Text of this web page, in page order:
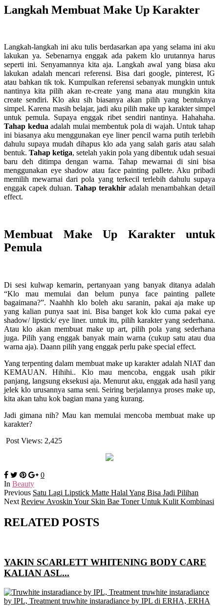
Langkah Membuat Make Up Karakter
Langkah-langkah ini aku tulis berdasarkan apa yang selama ini aku
lakukan ya. Sebenarnya enggak ada pakem klo urutannya harus
seperti ini. Senyamannya kita aja. Langkah awal yang biasa aku
lakukan adalah mencari referensi. Bisa dari google, pinterest, IG
atau bahkan tik tok. Kumpulkan referensi sebanyak mungkin untuk
nantinya kita pilih akan re-create yang mana atau mungkin kita
create sendiri. Klo aku sih biasanya akan pilih yang bentuknya
simpel. Karena masih belajar, jadi aku pilih make up karakter simpel
untuk pemula. Supaya enggak ribet sendiri nantinya. Hahahaha.
Tahap keduaadalah mulai membentuk pola di wajah. Untuk tahap
ini biasanya aku menggunakan eye liner pencil warna putih terlebih
dahulu supaya mudah dihapus klo ada yang salah garis atau salah
bentuk. Tahap ketiga, setelah yakin pola yang dibentuk udah sesuai
baru deh ditimpa dengan warna. Tahap mewarnai di sini bisa
menggunakan eye shadow atau face painting pallete. Aku pribadi
memilih mewarnai dari pola yang terkecil terlebih dahulu supaya
enggak capek duluan. Tahap terakhir adalah menambahkan detail
effect.
Membuat Make Up Karakter untuk
Pemula
Di sesi kulwap kemarin, pertanyaan yang banyak ditanya adalah
“Klo mau memulai dan belum punya face painting pallete
bagaimana?”. Naahhh klo boleh aku saranin, pakai aja make up
yang kalian punya saat ini. Bisa banget kok klo cuma pakai eye
shadow/ lipstick/ eye liner. untuk itu, pilih karakter yang sederhana.
Atau klo akan membuat make up art, pilih pola yang sederhana
juga. Pilih yang enggak banyak main warna (cukup satu atau dua
warna aja). Daann pilih yang enggak perlu pake special effect.
Yang terpenting dalam membuat make up karakter adalah NIAT dan
KEMAUAN. Hihihi.. Klo mau mencoba, enggak usah pikir
panjang, langsung eksekusi aja. Menurut aku, enggak ada hasil yang
jelek klo urusannya sama seni. Seiring berjalannya proses make up,
kita akan tahu kok bagian mana yang kurang.
Jadi gimana nih? Mau kan memulai mencoba membuat make up
karakter?
Post Views: 2,425
0
In Beauty
Previous Satu Lagi Lipstick Matte Halal Yang Bisa Jadi Pilihan
Next Review Avoskin Your Skin Bae Toner Untuk Kulit Kombinasi
RELATED POSTS
YAKIN SCARLETT WHITENING BODY CARE
KALIAN ASL...